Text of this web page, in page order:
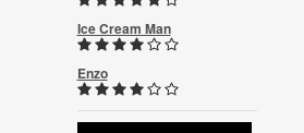
Ice Cream Man
Enzo